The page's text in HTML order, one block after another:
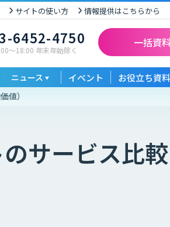
サイトの使い方 情報提供はこちらから
6452-4750
〜18:00 年末年始除く
一括資
ニュース イベント お役立ち資料
値）
のサービス比